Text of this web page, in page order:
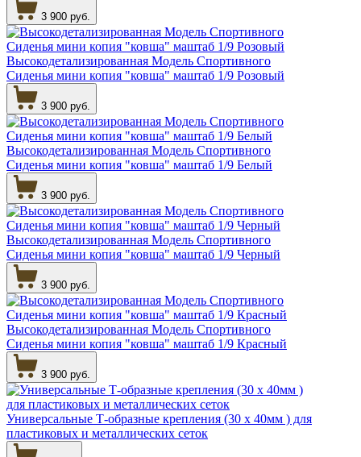
3 900 руб.
Высокодетализированная Модель Спортивного
Сиденья мини копия "ковша" маштаб 1/9 Розовый
3 900 руб.
Высокодетализированная Модель Спортивного
Сиденья мини копия "ковша" маштаб 1/9 Белый
3 900 руб.
Высокодетализированная Модель Спортивного
Сиденья мини копия "ковша" маштаб 1/9 Черный
3 900 руб.
Высокодетализированная Модель Спортивного
Сиденья мини копия "ковша" маштаб 1/9 Красный
3 900 руб.
Универсальные Т-образные крепления (30 х 40мм ) для
пластиковых и металлических сеток